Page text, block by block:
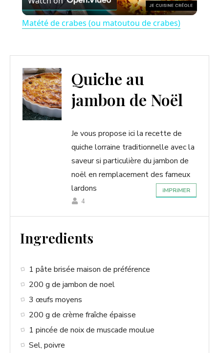
l
V
d
o
Matété de crabes (ou matoutou de crabes)
Quiche au
jambon de Noël
Je vous propose ici la recette de
quiche lorraine traditionnelle avec la
saveur si particulière du jambon de
noël en remplacement des fameux
lardons
iMPRiMER
4
Ingredients
1 pâte brisée maison de préférence
200 g de jambon de noel
3 œufs moyens
200 g de crème fraîche épaisse
1 pincée de noix de muscade moulue
Sel, poivre